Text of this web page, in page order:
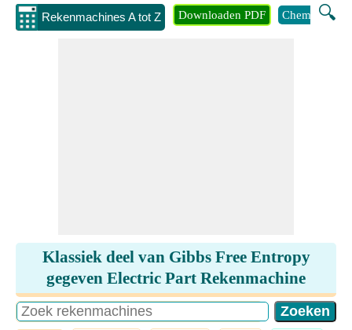
Rekenmachines A tot Z 🔍
Downloaden PDF Chemie
Klassiek deel van Gibbs Free Entropy
gegeven Electric Part Rekenmachine